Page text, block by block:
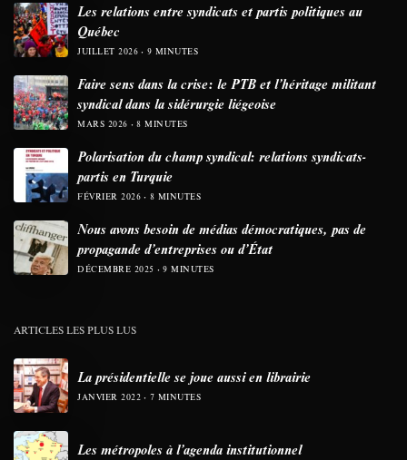
Les relations entre syndicats et partis politiques au
Québec
JUILLET 2026 9 MINUTES
Faire sens dans la crise: le PTB et l’héritage militant
syndical dans la sidérurgie liégeoise
MARS 2026 8 MINUTES
Polarisation du champ syndical: relations syndicats-
partis en Turquie
FÉVRIER 2026 8 MINUTES
Nous avons besoin de médias démocratiques, pas de
propagande d’entreprises ou d’État
DÉCEMBRE 2025 9 MINUTES
ARTICLES LES PLUS LUS
La présidentielle se joue aussi en librairie
JANVIER 2022 7 MINUTES
Les métropoles à l’agenda institutionnel